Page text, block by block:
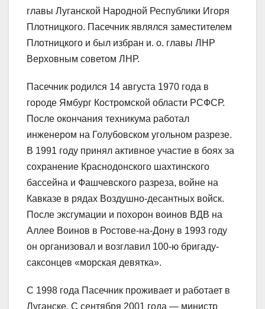
главы Луганской Народной Республики Игоря
Плотницкого. Пасечник являлся заместителем
Плотницкого и был избран и. о. главы ЛНР
Верховным советом ЛНР.
Пасечник родился 14 августа 1970 года в
городе Ямбург Костромской области РСФСР.
После окончания техникума работал
инженером на Голубовском угольном разрезе.
В 1991 году принял активное участие в боях за
сохранение Краснодонского шахтинского
бассейна и Фашчевского разреза, войне на
Кавказе в рядах Воздушно-десантных войск.
После эксгумации и похорон воинов ВДВ на
Аллее Воинов в Ростове-на-Дону в 1993 году
он организовал и возглавил 100-ю бригаду-
саксонцев «морская девятка».
С 1998 года Пасечник проживает и работает в
Луганске. С сентября 2001 года — министр